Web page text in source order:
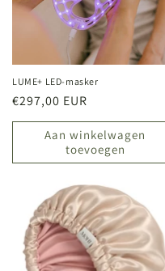
LUME+ LED-masker
Normale
prijs
€297,00 EUR
Aan winkelwagen
toevoegen